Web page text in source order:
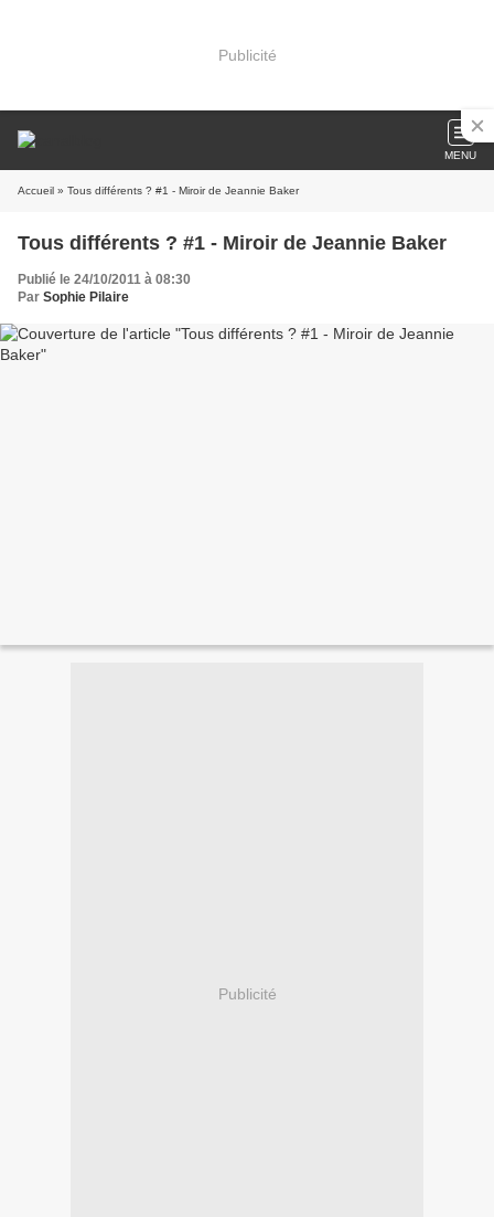
Publicité
MENU
Accueil » Tous différents ? #1 - Miroir de Jeannie Baker
Tous différents ? #1 - Miroir de Jeannie Baker
Publié le 24/10/2011 à 08:30
Par Sophie Pilaire
Publicité